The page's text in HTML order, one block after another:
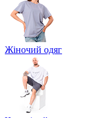
Жіночий одяг